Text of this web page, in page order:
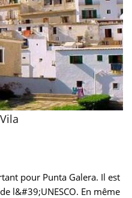
pour Punta Galera. Il est
l&#39;UNESCO. En même